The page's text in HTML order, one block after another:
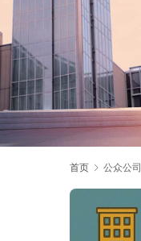
首页 公众公司